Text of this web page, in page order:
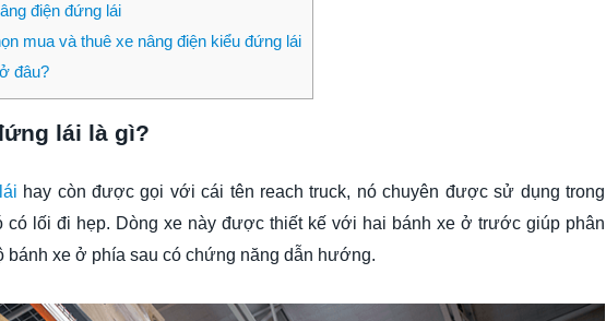
điện đứng lái
mua và thuê xe nâng điện kiểu đứng lái
đâu?
lái là gì?
hay còn được gọi với cái tên reach truck, nó chuyên được sử dụng trong
có lối đi hẹp. Dòng xe này được thiết kế với hai bánh xe ở trước giúp phân
bánh xe ở phía sau có chứng năng dẫn hướng.